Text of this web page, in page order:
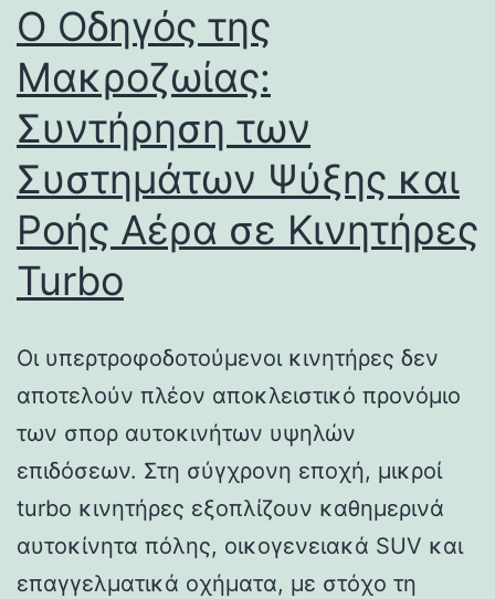
Ο Οδηγός της
Μακροζωίας:
Συντήρηση των
Συστημάτων Ψύξης και
Ροής Αέρα σε Κινητήρες
Turbo
Οι υπερτροφοδοτούμενοι κινητήρες δεν
αποτελούν πλέον αποκλειστικό προνόμιο
των σπορ αυτοκινήτων υψηλών
επιδόσεων. Στη σύγχρονη εποχή, μικροί
turbo κινητήρες εξοπλίζουν καθημερινά
αυτοκίνητα πόλης, οικογενειακά SUV και
επαγγελματικά οχήματα, με στόχο τη